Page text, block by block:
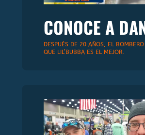
CONOCE A
DESPUÉS DE 20 AÑOS, EL
QUE LIL’BUBBA ES EL MEJOR.